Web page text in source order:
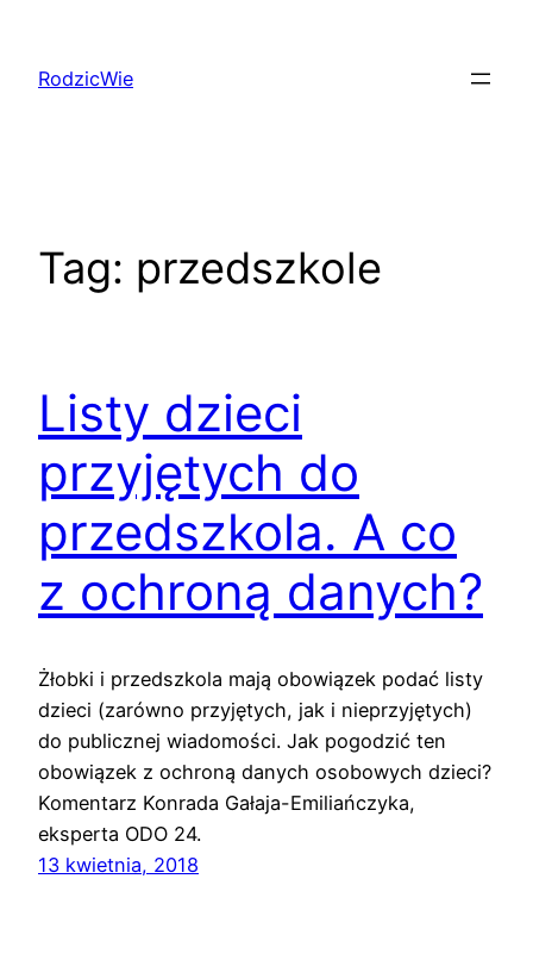
treściRodzicWie
Tag: przedszkole
Listy dzieci
przyjętych do
przedszkola. A co
z ochroną danych?
Żłobki i przedszkola mają obowiązek podać listy
dzieci (zarówno przyjętych, jak i nieprzyjętych)
do publicznej wiadomości. Jak pogodzić ten
obowiązek z ochroną danych osobowych dzieci?
Komentarz Konrada Gałaja-Emiliańczyka,
eksperta ODO 24.
13 kwietnia, 2018